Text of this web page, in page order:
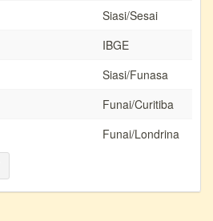
Siasi/Sesai
IBGE
Siasi/Funasa
Funai/Curitiba
Funai/Londrina